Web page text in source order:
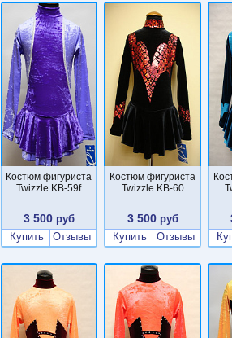
Костюм фигуриста
Twizzle KB-59f
3 500 руб
Купить
Отзывы
Костюм фигуриста
Twizzle KB-60
3 500руб
Купить
Отзывы